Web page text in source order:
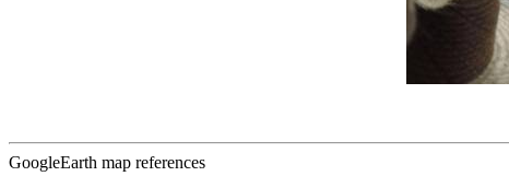
GoogleEarth map references